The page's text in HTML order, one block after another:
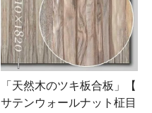
「天然木のツキ板合板」【
サテンウォールナット柾目